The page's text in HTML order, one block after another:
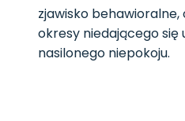
zjawisko behawioralne,
okresy niedającego się
nasilonego niepokoju.